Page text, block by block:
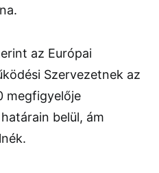
az Európai
Szervezetnek az
megfigyelője
belül, ám